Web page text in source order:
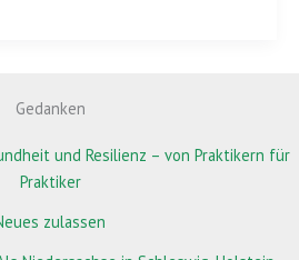
Gedanken
und Resilienz – von Praktikern für
Praktiker
zulassen